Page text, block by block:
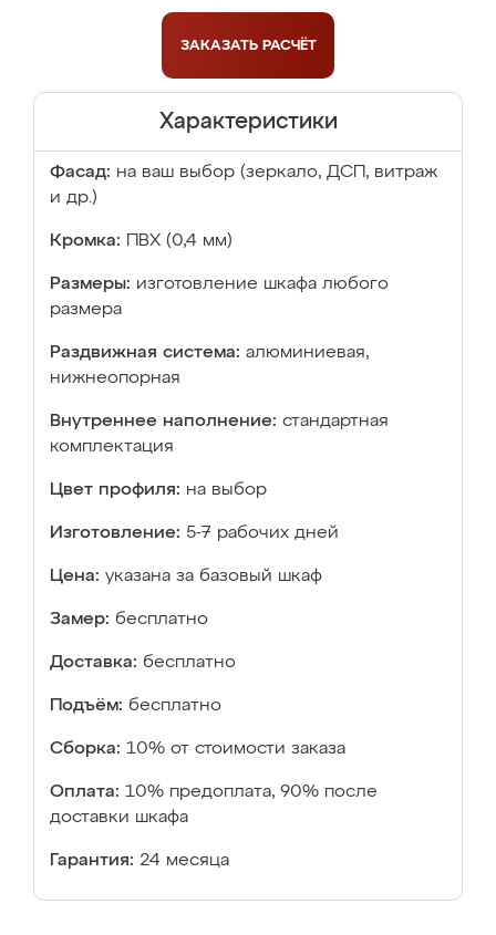
ЗАКАЗАТЬ РАСЧЁТ
Характеристики
Фасад: на ваш выбор (зеркало, ДСП, витраж
и др.)
Кромка: ПВХ (0,4 мм)
Размеры: изготовление шкафа любого
размера
Раздвижная система: алюминиевая,
нижнеопорная
Внутреннее наполнение: стандартная
комплектация
Цвет профиля: на выбор
Изготовление: 5-7 рабочих дней
Цена: указана за базовый шкаф
Замер: бесплатно
Доставка: бесплатно
Подъём: бесплатно
Сборка: 10% от стоимости заказа
Оплата: 10% предоплата, 90% после
доставки шкафа
Гарантия: 24 месяца